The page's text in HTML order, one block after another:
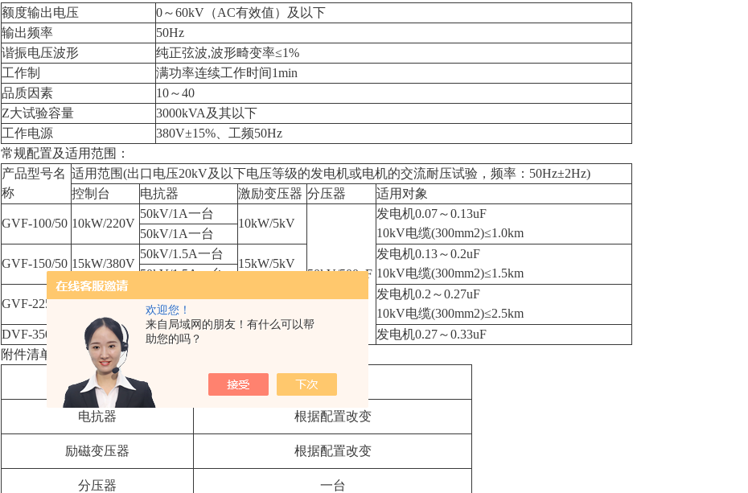
欢迎您！
来自局域网的朋友！有什么可以帮
助您的吗？
额度输出电压
0～60kV（AC有效值）及以下
输出频率
50Hz
谐振电压波形
纯正弦波,波形畸变率≤1%
工作制
满功率连续工作时间1min
品质因素
10～40
Z大试验容量
3000kVA及其以下
工作电源
380V±15%、工频50Hz
常规配置及适用范围：
产品型号名
称
适用范围(出口电压20kV及以下电压等级的发电机或电机的交流耐压试验，频率：50Hz±2Hz)
控制台
电抗器 激励变压器 分压器 适用对象
GVF-100/50 10kW/220V
50kV/1A一台
10kW/5kV
50kV/500pF
发电机0.07～0.13uF
10kV电缆(300mm2)≤1.0km
50kV/1A一台
GVF-150/50 15kW/380V
50kV/1.5A一台
15kW/5kV
发电机0.13～0.2uF
10kV电缆(300mm2)≤1.5km
50kV/1.5A一台
GVF-225/50 25kW/380V 25kW/5kV
发电机0.2～0.27uF
10kV电缆(300mm2)≤2.5km
50kV/1.5A一台
DVF-350/50
30kW/380V 60kV/2A两台 30kW/5kV
发电机0.27～0.33uF
附件清单
主机
电抗器 根据配置改变
励磁变压器 根据配置改变
分压器 一台